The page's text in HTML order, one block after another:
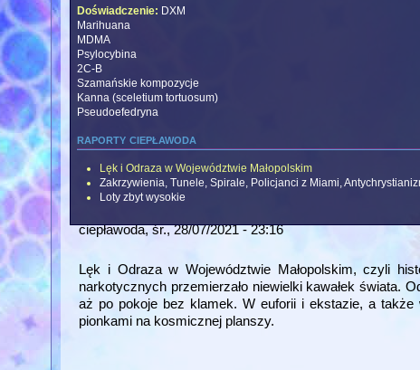
Doświadczenie: DXM
Marihuana
MDMA
Psylocybina
2C-B
Szamańskie kompozycje
Kanna (sceletium tortuosum)
Pseudoefedryna
raporty ciepławoda
Lęk i Odraza w Województwie Małopolskim
Zakrzywienia, Tunele, Spirale, Policjanci z Miami,
Loty zbyt wysokie
ciepławoda, śr., 28/07/2021 - 23:16
Lęk i Odraza w Województwie Małopolskim, czyli
narkotycznych przemierzało niewielki kawałek świata.
aż po pokoje bez klamek. W euforii i ekstazie, a
pionkami na kosmicznej planszy.